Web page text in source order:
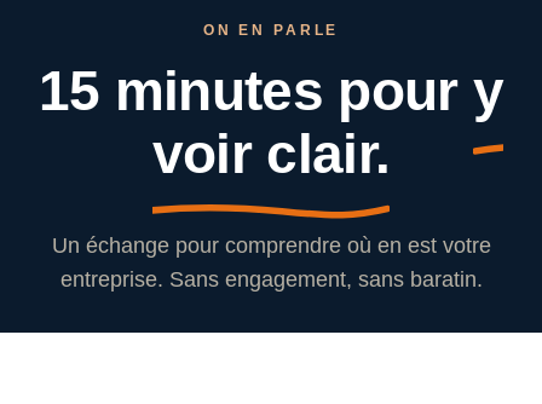
ON EN PARLE
15 minutes pour y
voir clair.
Un échange pour comprendre où en est votre
entreprise. Sans engagement, sans baratin.